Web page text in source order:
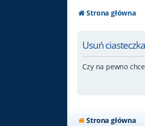
Strona główna
Usuń
Czy na pewno
Strona główna